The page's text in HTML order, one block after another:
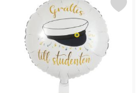
Merkitse grattis Till